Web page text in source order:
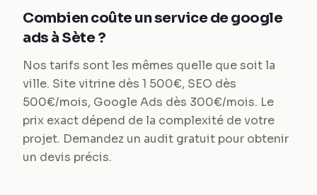
Combien coûte un service de google
ads à Sète ?
Nos tarifs sont les mêmes quelle que soit la
ville. Site vitrine dès 1 500€, SEO dès
500€/mois, Google Ads dès 300€/mois. Le
prix exact dépend de la complexité de votre
projet. Demandez un audit gratuit pour obtenir
un devis précis.